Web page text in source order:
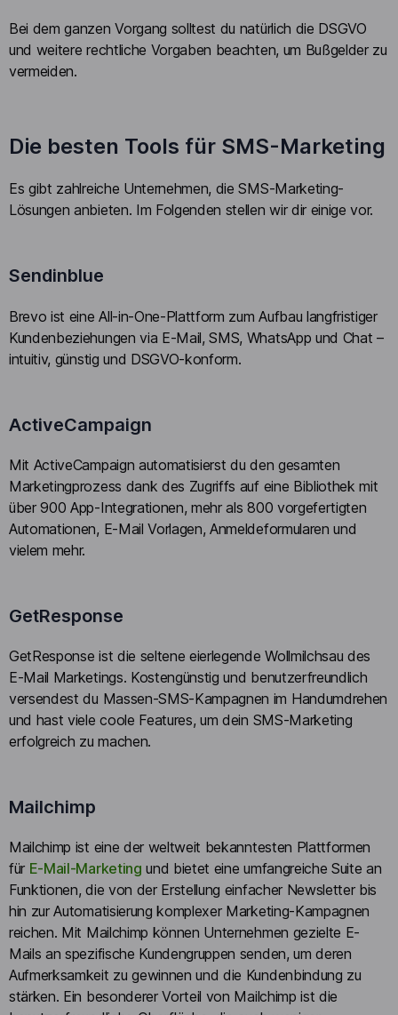
Bei dem ganzen Vorgang solltest du natürlich die DSGVO
und weitere rechtliche Vorgaben beachten, um Bußgelder zu
vermeiden.
Die besten Tools für SMS-Marketing
Es gibt zahlreiche Unternehmen, die SMS-Marketing-
Lösungen anbieten. Im Folgenden stellen wir dir einige vor.
Sendinblue
Brevo ist eine All-in-One-Plattform zum Aufbau langfristiger
Kundenbeziehungen via E-Mail, SMS, WhatsApp und Chat –
intuitiv, günstig und DSGVO-konform.
ActiveCampaign
Mit ActiveCampaign automatisierst du den gesamten
Marketingprozess dank des Zugriffs auf eine Bibliothek mit
über 900 App-Integrationen, mehr als 800 vorgefertigten
Automationen, E-Mail Vorlagen, Anmeldeformularen und
vielem mehr.
GetResponse
GetResponse ist die seltene eierlegende Wollmilchsau des
E-Mail Marketings. Kostengünstig und benutzerfreundlich
versendest du Massen-SMS-Kampagnen im Handumdrehen
und hast viele coole Features, um dein SMS-Marketing
erfolgreich zu machen.
Mailchimp
Mailchimp ist eine der weltweit bekanntesten Plattformen
für E-Mail-Marketing und bietet eine umfangreiche Suite an
Funktionen, die von der Erstellung einfacher Newsletter bis
hin zur Automatisierung komplexer Marketing-Kampagnen
reichen. Mit Mailchimp können Unternehmen gezielte E-
Mails an spezifische Kundengruppen senden, um deren
Aufmerksamkeit zu gewinnen und die Kundenbindung zu
stärken. Ein besonderer Vorteil von Mailchimp ist die